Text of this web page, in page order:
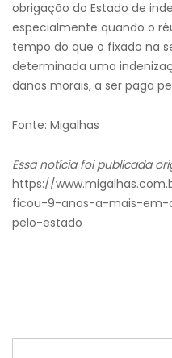
obrigação do Estado de
especialmente quando o
tempo do que o fixado na
determinada uma
danos morais, a ser paga
Fonte: Migalhas
Essa notícia foi publicada
https://
ficou-9-anos-a-mais-em-
pelo-estado